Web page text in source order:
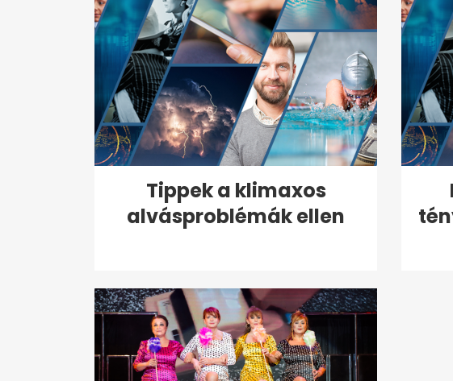
Tippek a klimaxos
alvásproblémák ellen